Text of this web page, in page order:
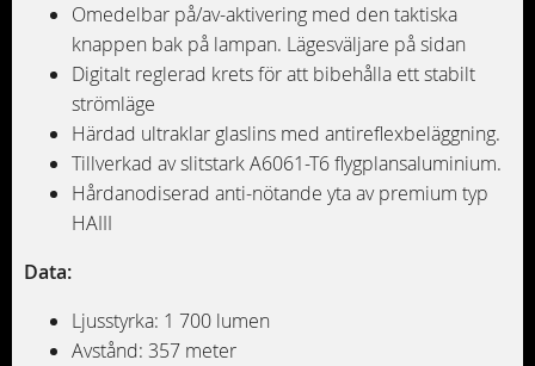
Omedelbar på/av-aktivering med den taktiska
knappen bak på lampan. Lägesväljare på sidan
Digitalt reglerad krets för att bibehålla ett stabilt
strömläge
Härdad ultraklar glaslins med antireflexbeläggning.
Tillverkad av slitstark A6061-T6 flygplansaluminium.
Hårdanodiserad anti-nötande yta av premium typ
HAIII
Data:
Ljusstyrka: 1 700 lumen
Avstånd: 357 meter